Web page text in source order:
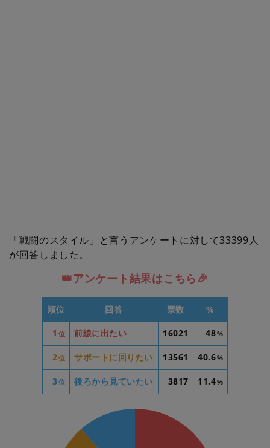
「戦闘のスタイル」と言うアンケートに対して33399人
が回答しました。
👑アンケート結果はこちら🎉
順位 回答 票数 %
1 位 前線に出たい 16021 48%
2位 サポートに回りたい 13561 40.6%
3位 後ろから見ていたい 3817 11.4%